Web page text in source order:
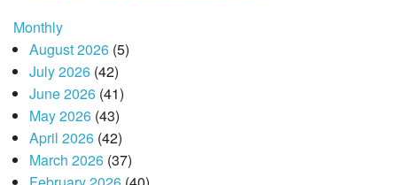
Monthly
August 2026(5)
July 2026(42)
June 2026(41)
May 2026(43)
April 2026(42)
March 2026(37)